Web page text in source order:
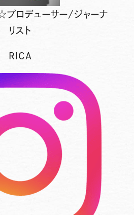
プロデューサー/ジャーナ
リスト
RICA